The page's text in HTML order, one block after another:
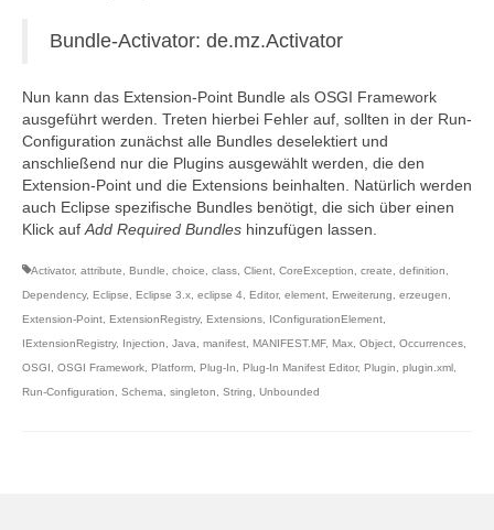
Bundle-Activator: de.mz.Activator
Nun kann das Extension-Point Bundle als OSGI Framework
ausgeführt werden. Treten hierbei Fehler auf, sollten in der Run-
Configuration zunächst alle Bundles deselektiert und
anschließend nur die Plugins ausgewählt werden, die den
Extension-Point und die Extensions beinhalten. Natürlich werden
auch Eclipse spezifische Bundles benötigt, die sich über einen
Klick auf Add Required Bundles hinzufügen lassen.
Activator, attribute Bundle choice class Client CoreException create definition
Dependency, Eclipse Eclipse 3.x eclipse 4 Editor, element Erweiterung erzeugen
Extension-Point ExtensionRegistry, Extensions IConfigurationElement
IExtensionRegistry, Injection Java manifest MANIFEST.MF, Max Object Occurrences
OSGI
OSGI Framework Platform Plug-In Plug-In Manifest Editor, Plugin plugin.xml
Run-Configuration
Schema singleton String Unbounded